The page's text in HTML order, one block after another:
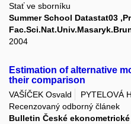
Stať ve sborníku
Summer School Datastat03
2004
Estimation of alternative
their comparison
VAŠÍČEK Osvald
PYTELOVÁ
Recenzovaný odborný článek
Bulletin České